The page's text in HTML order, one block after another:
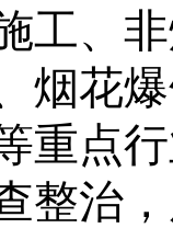
工、
烟花
重点
整治